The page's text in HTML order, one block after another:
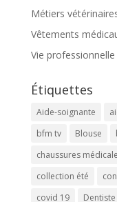
Métiers
Vêtements
Vie
Étiquettes
Aide-soignante
bfm tv
Blouse
chaussures
collection été
covid 19
Dentiste